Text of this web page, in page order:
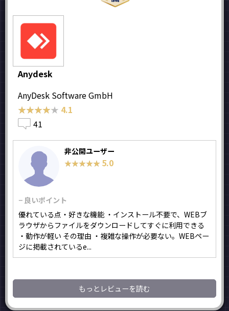
Anydesk
AnyDesk Software GmbH
★★★★★
★★★★★ 4.1
41
非公開ユーザー
★★★★★
★★★★★ 5.0
− 良いポイント
優れている点・好きな機能 ・インストール不要で、WEBブ
ラウザからファイルをダウンロードしてすぐに利用できる
・動作が軽い その理由 ・複雑な操作が必要ない。WEBペー
ジに掲載されているe...
もっとレビューを読む